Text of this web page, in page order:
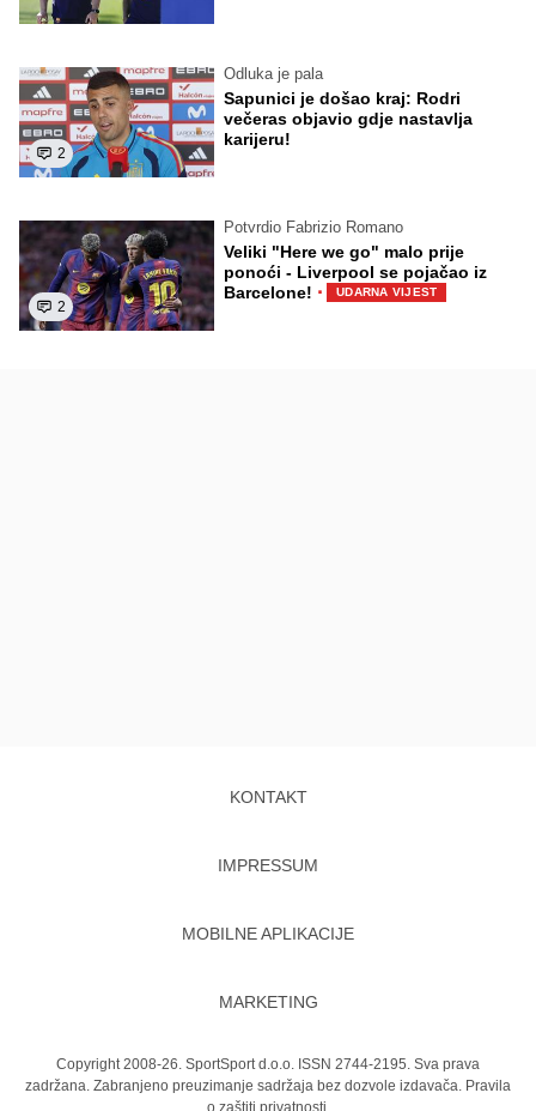
2
Odluka je pala
Sapunici je došao kraj: Rodri
večeras objavio gdje nastavlja
karijeru!
2
Potvrdio Fabrizio Romano
Veliki "Here we go" malo prije
ponoći - Liverpool se pojačao iz
Barcelone! · UDARNA VIJEST
KONTAKT
IMPRESSUM
MOBILNE APLIKACIJE
MARKETING
Copyright 2008-26. SportSport d.o.o. ISSN 2744-2195. Sva prava
zadržana. Zabranjeno preuzimanje sadržaja bez dozvole izdavača. Pravila